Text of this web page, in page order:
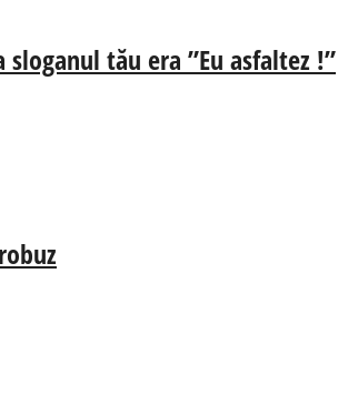
tău era ”Eu asfaltez !”